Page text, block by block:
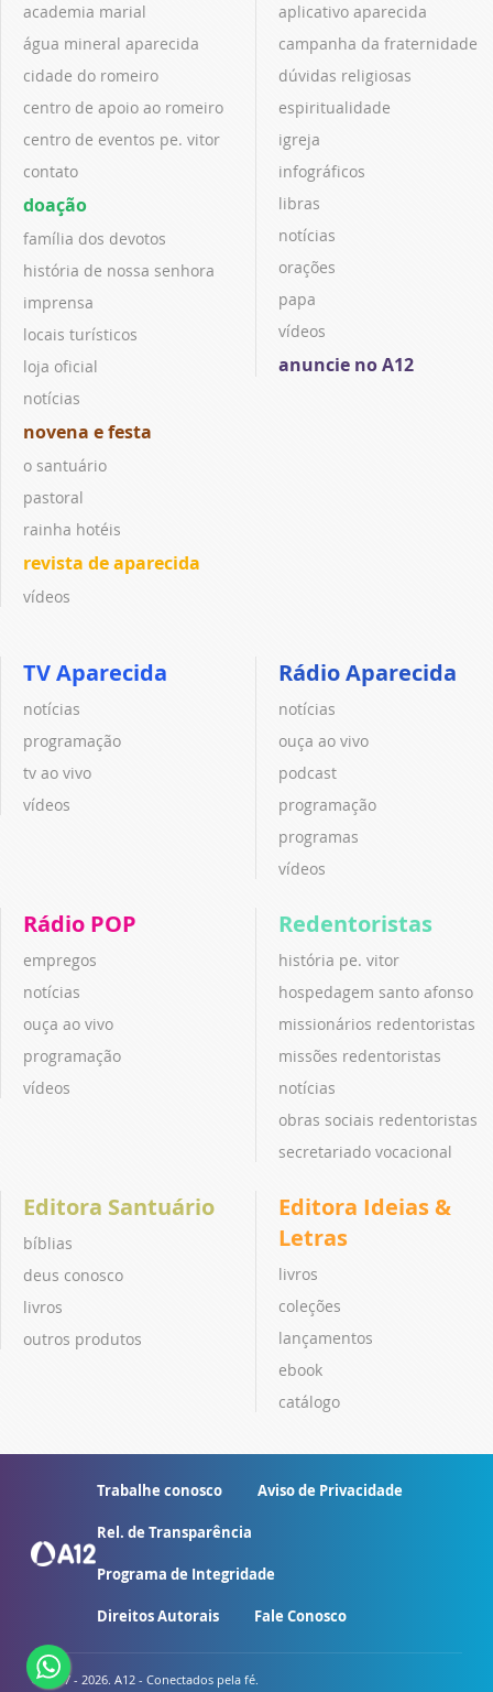
academia marial
água mineral aparecida
cidade do romeiro
centro de apoio ao romeiro
centro de eventos pe. vitor
contato
doação
família dos devotos
história de nossa senhora
imprensa
locais turísticos
loja oficial
notícias
novena e festa
o santuário
pastoral
rainha hotéis
revista de aparecida
vídeos
aplicativo aparecida
campanha da fraternidade
dúvidas religiosas
espiritualidade
igreja
infográficos
libras
notícias
orações
papa
vídeos
anuncie no A12
TV Aparecida
notícias
programação
tv ao vivo
vídeos
Rádio Aparecida
notícias
ouça ao vivo
podcast
programação
programas
vídeos
Rádio POP
empregos
notícias
ouça ao vivo
programação
vídeos
Redentoristas
história pe. vitor
hospedagem santo afonso
missionários redentoristas
missões redentoristas
notícias
obras sociais redentoristas
secretariado vocacional
Editora Santuário
bíblias
deus conosco
livros
outros produtos
Editora Ideias &
Letras
livros
coleções
lançamentos
ebook
catálogo
Trabalhe conosco Aviso de Privacidade
Rel. de Transparência
Programa de Integridade
Direitos Autorais Fale Conosco
© 2007 - 2026. A12 - Conectados pela fé.